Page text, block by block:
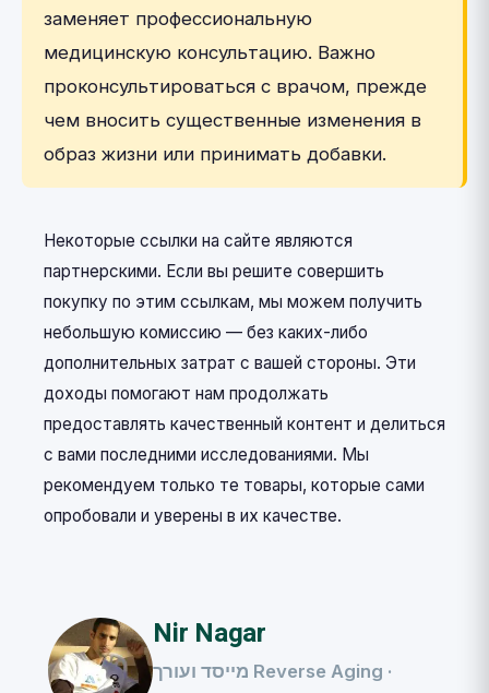
заменяет профессиональную
медицинскую консультацию. Важно
проконсультироваться с врачом, прежде
чем вносить существенные изменения в
образ жизни или принимать добавки.
Некоторые ссылки на сайте являются
партнерскими. Если вы решите совершить
покупку по этим ссылкам, мы можем получить
небольшую комиссию — без каких-либо
дополнительных затрат с вашей стороны. Эти
доходы помогают нам продолжать
предоставлять качественный контент и делиться
с вами последними исследованиями. Мы
рекомендуем только те товары, которые сами
опробовали и уверены в их качестве.
Nir Nagar
מייסד ועורך Reverse Aging ·